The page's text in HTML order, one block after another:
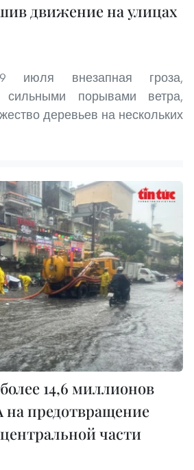
движение на улицах
июля внезапная гроза,
сильными порывами ветра,
деревьев на нескольких
14,6 миллионов
предотвращение
части